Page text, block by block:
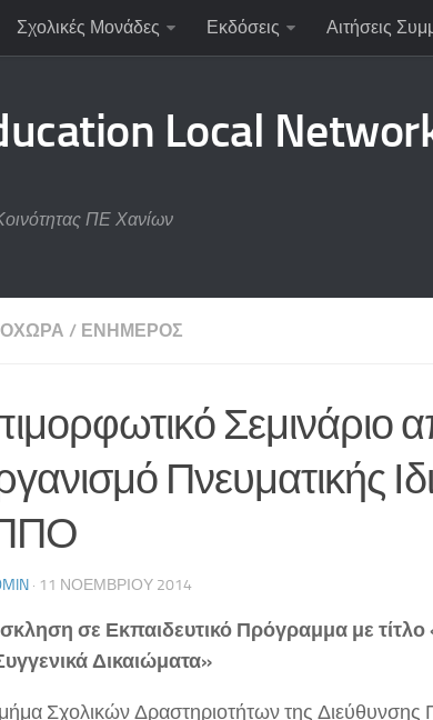
Σχολικές Μονάδες Εκδόσεις Αιτήσεις
Local
ΠΕ Χανίων
/ ΕΝΗΜΕΡΟΣ
Σεμινάριο
Πνευματικής
· 11 ΝΟΕΜΒΡΊΟΥ 2014
σε Εκπαιδευτικό Πρόγραμμα με τίτλο
Δικαιώματα»
Σχολικών Δραστηριοτήτων της